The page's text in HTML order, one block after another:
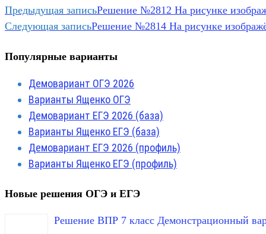
Предыдущая записьРешение №2812 На рисунке
Следующая записьРешение №2814 На рисунке
Популярные варианты
Демовариант ОГЭ 2026
Варианты Ященко ОГЭ
Демовариант ЕГЭ 2026 (база)
Варианты Ященко ЕГЭ (база)
Демовариант ЕГЭ 2026 (профиль)
Варианты Ященко ЕГЭ (профиль)
Новые решения ОГЭ и ЕГЭ
Решение ВПР 7 класс Демонстрационный